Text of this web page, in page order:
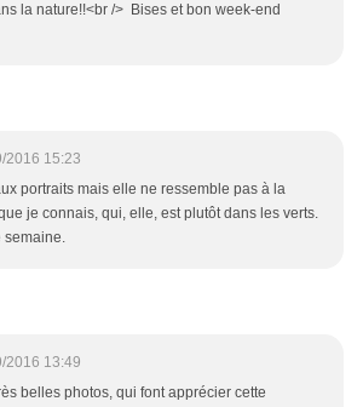
la nature!!<br /> Bises et bon week-end
2016 15:23
portraits mais elle ne ressemble pas à la
je connais, qui, elle, est plutôt dans les verts.
semaine.
2016 13:49
belles photos, qui font apprécier cette